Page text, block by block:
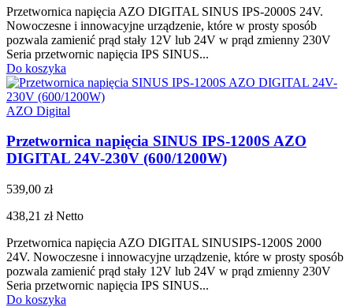
Przetwornica napięcia AZO DIGITAL SINUS IPS-2000S 24V.
Nowoczesne i innowacyjne urządzenie, które w prosty sposób
pozwala zamienić prąd stały 12V lub 24V w prąd zmienny 230V
Seria przetwornic napięcia IPS SINUS...
Do koszyka
AZO Digital
Przetwornica napięcia SINUS IPS-1200S AZO
DIGITAL 24V-230V (600/1200W)
539,00 zł
438,21 złNetto
Przetwornica napięcia AZO DIGITAL SINUSIPS-1200S 2000
24V. Nowoczesne i innowacyjne urządzenie, które w prosty sposób
pozwala zamienić prąd stały 12V lub 24V w prąd zmienny 230V
Seria przetwornic napięcia IPS SINUS...
Do koszyka